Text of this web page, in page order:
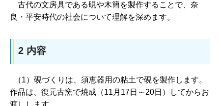
古代の文房具である硯や木簡を製作することで、奈
良・平安時代の社会について理解を深めます。
2 内容
（1）硯づくりは、須恵器用の粘土で硯を製作します。
作品は、復元古窯で焼成（11月17日～20日）してからお
渡しします。